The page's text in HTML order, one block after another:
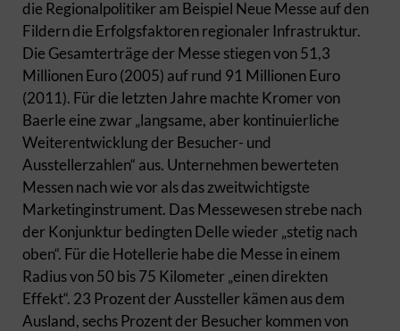
die Regionalpolitiker am Beispiel Neue Messe auf den
Fildern die Erfolgsfaktoren regionaler Infrastruktur.
Die Gesamterträge der Messe stiegen von 51,3
Millionen Euro (2005) auf rund 91 Millionen Euro
(2011). Für die letzten Jahre machte Kromer von
Baerle eine zwar „langsame, aber kontinuierliche
Weiterentwicklung der Besucher- und
Ausstellerzahlen“ aus. Unternehmen bewerteten
Messen nach wie vor als das zweitwichtigste
Marketinginstrument. Das Messewesen strebe nach
der Konjunktur bedingten Delle wieder „stetig nach
oben“. Für die Hotellerie habe die Messe in einem
Radius von 50 bis 75 Kilometer „einen direkten
Effekt“. 23 Prozent der Aussteller kämen aus dem
Ausland, sechs Prozent der Besucher kommen von